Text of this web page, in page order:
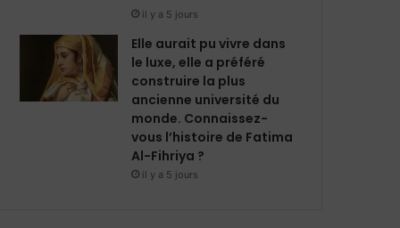
il y a 5 jours
Elle aurait pu vivre dans
le luxe, elle a préféré
construire la plus
ancienne université du
monde. Connaissez-
vous l’histoire de Fatima
Al-Fihriya ?
il y a 5 jours